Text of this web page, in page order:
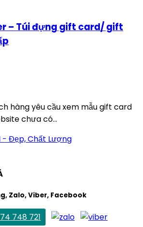
– Túi đựng gift card/ gift
hàng yêu cầu xem mẫu gift card
chưa có...
- Đẹp, Chất Lượng
Zalo, Viber, Facebook
748 721